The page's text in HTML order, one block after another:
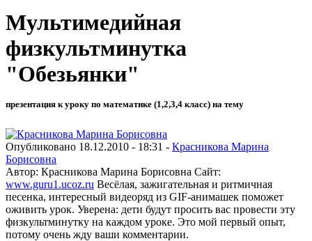
Мультимедийная
физкультминутка
"Обезьянки"
презентация к уроку по математике (1,2,3,4 класс) на тему
Опубликовано 18.12.2010 - 18:31 - Красникова Марина
Борисовна
Автор: Красникова Марина Борисовна Сайт:
www.guru1.ucoz.ru Весёлая, зажигательная и ритмичная
песенка, интересный видеоряд из GIF-анимашек поможет
оживить урок. Уверена: дети будут просить вас провести эту
физкультминутку на каждом уроке. Это мой первый опыт,
потому очень жду ваши комментарии.